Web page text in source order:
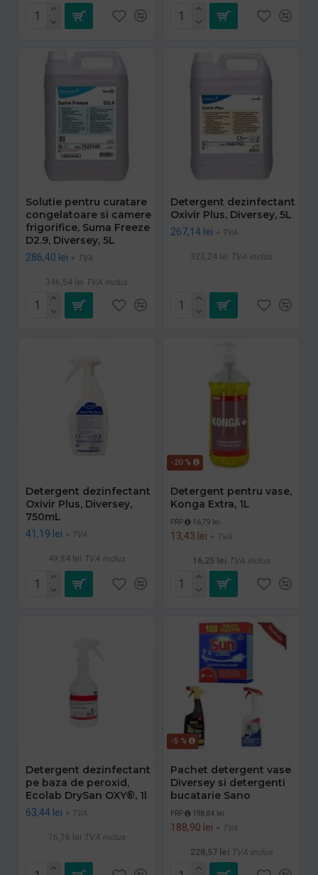
Solutie pentru curatare
congelatoare si camere
frigorifice, Suma Freeze
D2.9, Diversey, 5L
286,40 lei + TVA
346,54 lei TVA inclus
Detergent dezinfectant
Oxivir Plus, Diversey, 5L
267,14 lei + TVA
323,24 lei TVA inclus
Detergent dezinfectant
Oxivir Plus, Diversey,
750mL
41,19 lei + TVA
49,84 lei TVA inclus
-20 %
Detergent pentru vase,
Konga Extra, 1L
PRP 16,79 lei
13,43 lei + TVA
16,25 lei TVA inclus
Detergent dezinfectant
pe baza de peroxid,
Ecolab DrySan OXY®, 1l
63,44 lei + TVA
76,76 lei TVA inclus
-5 %
Pachet detergent vase
Diversey si detergenti
bucatarie Sano
PRP 198,84 lei
188,90 lei + TVA
228,57 lei TVA inclus